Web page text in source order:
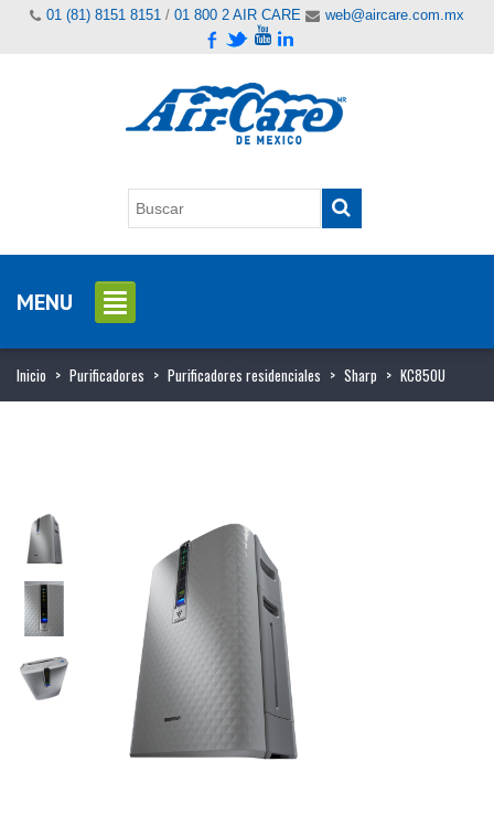
01 (81) 8151 8151 / 01 800 2 AIR CARE web@aircare.com.mx
MENU
Inicio > Purificadores > Purificadores residenciales > Sharp > KC850U